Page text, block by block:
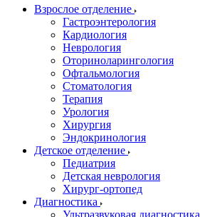
Взрослое отделение
Гастроэнтерология
Кардиология
Неврология
Оториноларингология
Офтальмология
Стоматология
Терапия
Урология
Хирургия
Эндокринология
Детское отделение
Педиатрия
Детская неврология
Хирург-ортопед
Диагностика
Ультразвуковая диагностика